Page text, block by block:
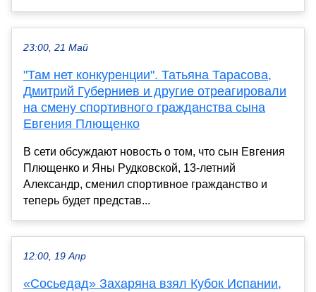
23:00, 21 Май
"Там нет конкуренции". Татьяна Тарасова,
Дмитрий Губерниев и другие отреагировали
на смену спортивного гражданства сына
Евгения Плющенко
В сети обсуждают новость о том, что сын Евгения
Плющенко и Яны Рудковской, 13-летний
Александр, сменил спортивное гражданство и
теперь будет представ...
12:00, 19 Апр
«Сосьедад» Захаряна взял Кубок Испании,